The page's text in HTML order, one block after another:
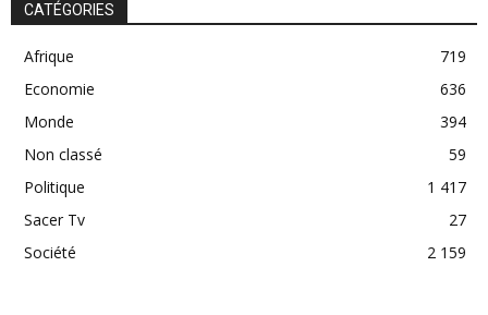
CATÉGORIES
Afrique
719
Economie
636
Monde
394
Non classé
59
Politique
1 417
Sacer Tv
27
Société
2 159